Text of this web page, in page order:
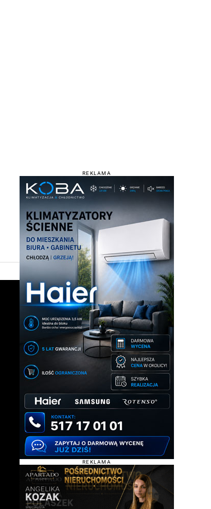
REKLAMA
REKLAMA